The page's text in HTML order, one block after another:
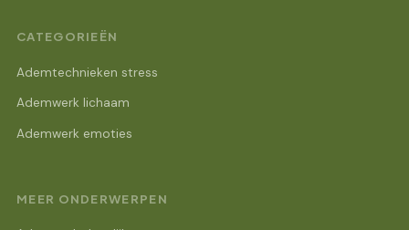
CATEGORIEËN
Ademtechnieken stress
Ademwerk lichaam
Ademwerk emoties
MEER ONDERWERPEN